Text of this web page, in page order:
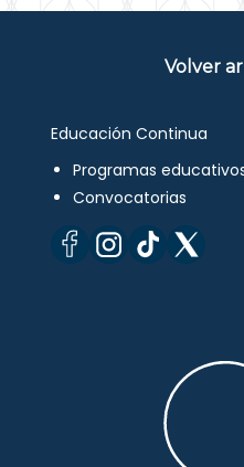
Volver
Educación Continua
Programas
Convocatorias